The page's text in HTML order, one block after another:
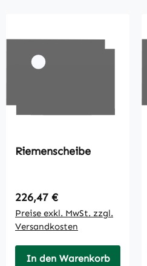
Riemenscheibe
Regulärer Preis:
226,47 €
Preise exkl. MwSt. zzgl.
Versandkosten
In den Warenkorb